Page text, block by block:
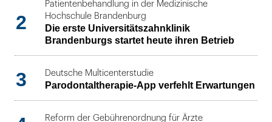
2
Patientenbehandlung in der Medizinische
Hochschule Brandenburg
Die erste Universitätszahnklinik
Brandenburgs startet heute ihren Betrieb
3 Deutsche Multicenterstudie
Parodontaltherapie-App verfehlt Erwartungen
Reform der Gebührenordnung für Ärzte